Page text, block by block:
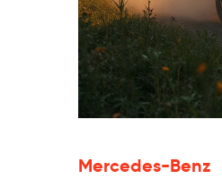
Mercedes-Benz